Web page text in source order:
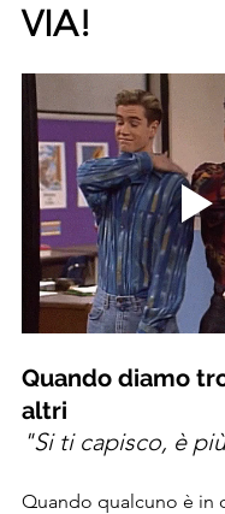
VIA!
Quando diamo
altri
"Si ti capisco, è
Quando qualcuno è in